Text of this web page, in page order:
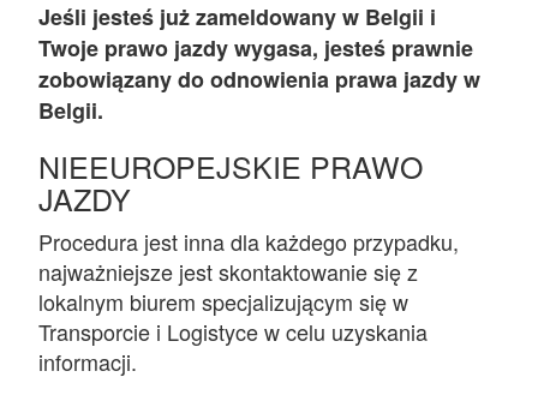
Jeśli jesteś już zameldowany w Belgii i
Twoje prawo jazdy wygasa, jesteś prawnie
zobowiązany do odnowienia prawa jazdy w
Belgii.
NIEEUROPEJSKIE PRAWO
JAZDY
Procedura jest inna dla każdego przypadku,
najważniejsze jest skontaktowanie się z
lokalnym biurem specjalizującym się w
Transporcie i Logistyce w celu uzyskania
informacji.